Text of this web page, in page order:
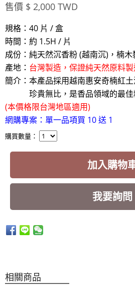
售價 $ 2,000 TWD
規格：40 片 / 盒
時間：約 1.5H / 片
成份：純天然沉香粉 (越南沉)，楠木
產地： 台灣製造，保證純天然原料製
簡介：本產品採用越南惠安奇楠紅土
珍貴無比，是香品領域的最佳
(本價格限台灣地區適用)
網購專案：單一品項買 10 送 1
購買數量：
加入購物
我要詢問
相關商品